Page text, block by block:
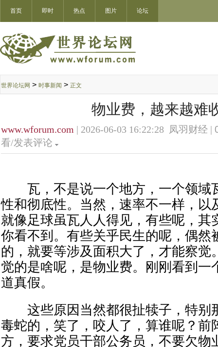
首页 即时 热点 图片 论坛
世界论坛网 > 时事新闻 > 正文
物业费，越来越难
www.wforum.com | 2026-06-03 16:22:28 凤羽财经 |
看/发表评论
瓦，不是说一个地方，一个领域
性和彻底性。当然，速率不一样，以
就像足球虽瓦人人得见，有些呢，其
你看不到。有些关乎民生的呢，偶然
的，就要等涉及面积大了，才能察觉
觉的是啥呢，是物业费。刚刚看到一
道真假。
这些原因当然都很扯犊子，特别
毒蛇的，笑了，咬人了，算谁呢？前
方，要求党员干部公务员，不要欠物